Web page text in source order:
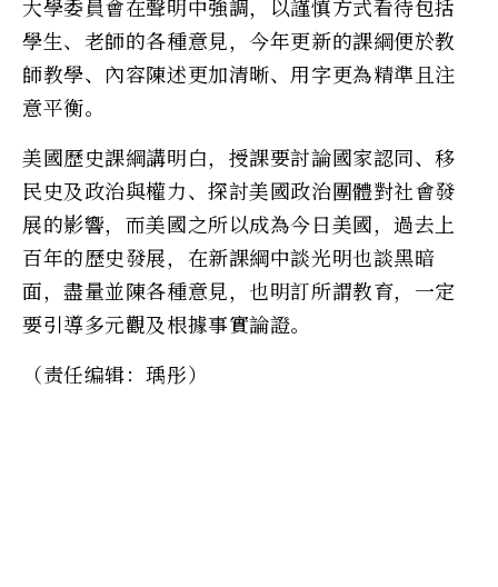
大學委員會在聲明中強調，以謹慎方式看待包括
學生、老師的各種意見，今年更新的課綱便於教
師教學、內容陳述更加清晰、用字更為精準且注
意平衡。
美國歷史課綱講明白，授課要討論國家認同、移
民史及政治與權力、探討美國政治團體對社會發
展的影響，而美國之所以成為今日美國，過去上
百年的歷史發展，在新課綱中談光明也談黑暗
面，盡量並陳各種意見，也明訂所謂教育，一定
要引導多元觀及根據事實論證。
（责任编辑：瑀彤）